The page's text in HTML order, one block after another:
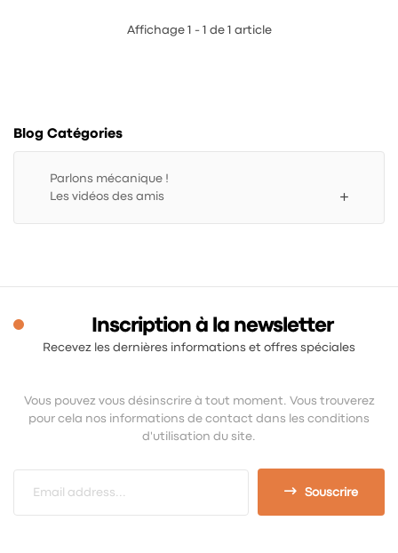
Affichage 1 - 1 de 1 article
Blog Catégories
Parlons mécanique !
Les vidéos des amis
add
Inscription à la newsletter
Recevez les dernières informations et offres spéciales
Vous pouvez vous désinscrire à tout moment. Vous trouverez
pour cela nos informations de contact dans les conditions
d'utilisation du site.
Souscrire